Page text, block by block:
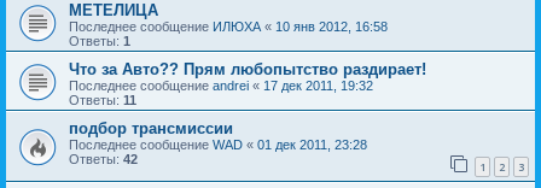
МЕТЕЛИЦА
Последнее сообщение ИЛЮХА « 10 янв 2012, 16:58
Ответы: 1
Что за Авто?? Прям любопытство раздирает!
Последнее сообщение andrei « 17 дек 2011, 19:32
Ответы: 11
подбор трансмиссии
Последнее сообщение WAD « 01 дек 2011, 23:28
Ответы: 42 1 2 3